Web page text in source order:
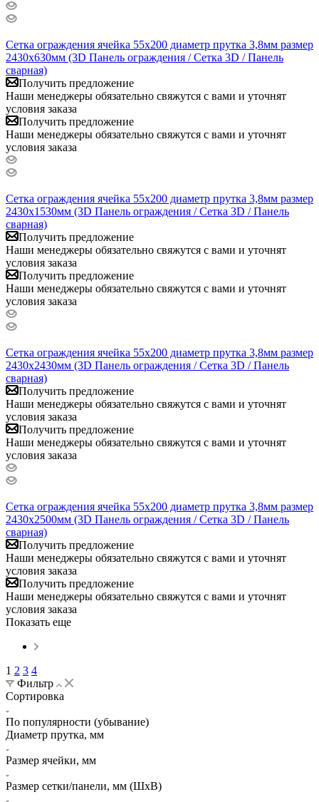
Сетка ограждения ячейка 55х200 диаметр прутка 3,8мм размер
2430x630мм (3D Панель ограждения / Сетка 3D / Панель
сварная)
Получить предложение
Наши менеджеры обязательно свяжутся с вами и уточнят
условия заказа
Получить предложение
Наши менеджеры обязательно свяжутся с вами и уточнят
условия заказа
Сетка ограждения ячейка 55х200 диаметр прутка 3,8мм размер
2430x1530мм (3D Панель ограждения / Сетка 3D / Панель
сварная)
Получить предложение
Наши менеджеры обязательно свяжутся с вами и уточнят
условия заказа
Получить предложение
Наши менеджеры обязательно свяжутся с вами и уточнят
условия заказа
Сетка ограждения ячейка 55х200 диаметр прутка 3,8мм размер
2430x2430мм (3D Панель ограждения / Сетка 3D / Панель
сварная)
Получить предложение
Наши менеджеры обязательно свяжутся с вами и уточнят
условия заказа
Получить предложение
Наши менеджеры обязательно свяжутся с вами и уточнят
условия заказа
Сетка ограждения ячейка 55х200 диаметр прутка 3,8мм размер
2430x2500мм (3D Панель ограждения / Сетка 3D / Панель
сварная)
Получить предложение
Наши менеджеры обязательно свяжутся с вами и уточнят
условия заказа
Получить предложение
Наши менеджеры обязательно свяжутся с вами и уточнят
условия заказа
Показать еще
1 2 3 4
Фильтр
Сортировка
По популярности (убывание)
Диаметр прутка, мм
Размер ячейки, мм
Размер сетки/панели, мм (ШхВ)